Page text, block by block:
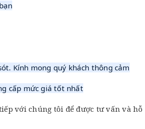
Kính mong quý khách thông cảm
cấp mức giá tốt nhất
với chúng tôi để được tư vấn và